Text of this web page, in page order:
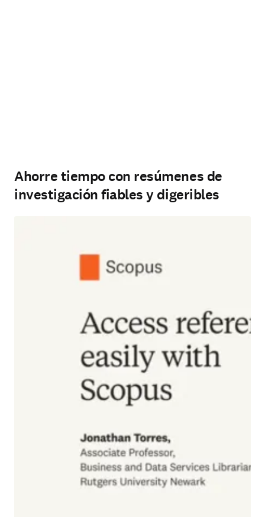
Ahorre tiempo con resúmenes de
investigación fiables y digeribles